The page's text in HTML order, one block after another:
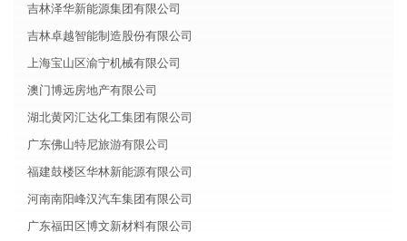
吉林泽华新能源集团有限公司
吉林卓越智能制造股份有限公司
上海宝山区渝宁机械有限公司
澳门博远房地产有限公司
湖北黄冈汇达化工集团有限公司
广东佛山特尼旅游有限公司
福建鼓楼区华林新能源有限公司
河南南阳峰汉汽车集团有限公司
广东福田区博文新材料有限公司